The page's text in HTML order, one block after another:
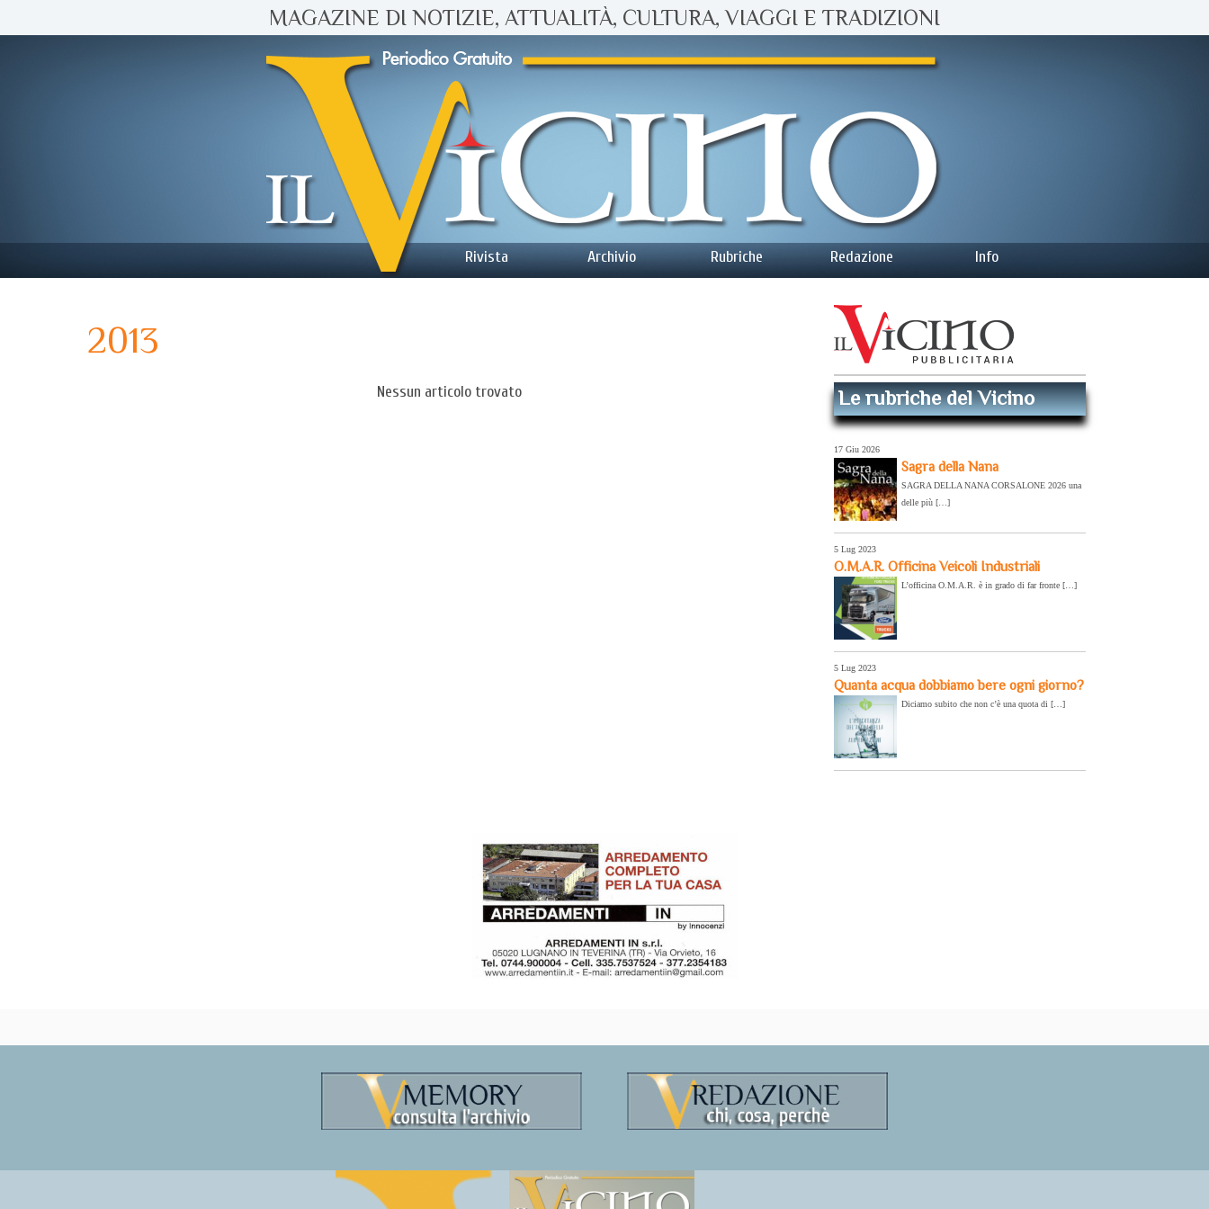
MAGAZINE DI NOTIZIE, ATTUALITÀ, CULTURA, VIAGGI E TRADIZIONI
Rivista Archivio Rubriche Redazione Info
2013
Nessun articolo trovato Le rubriche del Vicino
17 Giu 2026
Sagra della Nana
SAGRA DELLA NANA CORSALONE 2026 una
delle più […]
5 Lug 2023
O.M.A.R. Officina Veicoli Industriali
L’officina O.M.A.R. è in grado di far fronte […]
5 Lug 2023
Quanta acqua dobbiamo bere ogni giorno?
Diciamo subito che non c’è una quota di […]